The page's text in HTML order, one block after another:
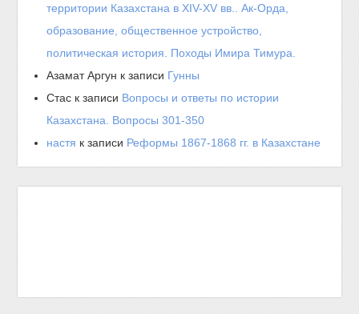
территории Казахстана в XIV-XV вв.. Ак-Орда,
образование, общественное устройство,
политическая история. Походы Имира Тимура.
Азамат Аргун к записи Гунны
Стас к записи Вопросы и ответы по истории
Казахстана. Вопросы 301-350
настя к записи Реформы 1867-1868 гг. в Казахстане